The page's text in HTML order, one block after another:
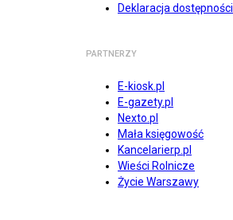
Deklaracja dostępności
PARTNERZY
E-kiosk.pl
E-gazety.pl
Nexto.pl
Mała księgowość
Kancelarierp.pl
Wieści Rolnicze
Życie Warszawy